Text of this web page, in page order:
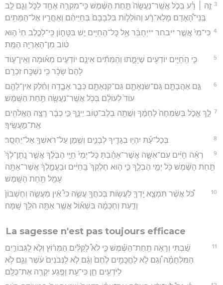
3 זֶ֣ה ׀ רָ֗ע בְּכֹ֤ל אֲשֶֽׁר־נַעֲשָׂה֙ תַּ֣חַת הַשֶּׁ֔מֶשׁ כִּֽי־מִקְרֶ֥ה אֶחָ֖ד לַכֹּ֑ל וְגַ֣ם לֵ֣ב
בְּֽנֵי־הָ֠אָדָם מָלֵא־רָ֨ע וְהוֹלֵל֤וֹת בִּלְבָבָם֙ בְּחַיֵּיהֶ֔ם וְאַחֲרָ֖יו אֶל־הַמֵּתִֽים׃
4 כִּי־מִי֙ אֲשֶׁ֣ר *יבחר **יְחֻבַּ֔ר אֶ֥ל כָּל־הַחַיִּ֖ים יֵ֣שׁ בִּטָּח֑וֹן כִּֽי־לְכֶ֤לֶב חַי֙ ה֣וּא
ט֔וֹב מִן־הָאַרְיֵ֖ה הַמֵּֽת׃
5
כִּ֧י הַֽחַיִּ֛ים יוֹדְעִ֖ים שֶׁיָּמֻ֑תוּ וְהַמֵּתִ֞ים אֵינָ֧ם יוֹדְעִ֣ים מְא֗וּמָה וְאֵֽין־ע֤וֹד
לָהֶם֙ שָׂכָ֔ר כִּ֥י נִשְׁכַּ֖ח זִכְרָֽם׃
6
גַּ֣ם אַהֲבָתָ֧ם גַּם־שִׂנְאָתָ֛ם גַּם־קִנְאָתָ֖ם כְּבָ֣ר אָבָ֑דָה וְחֵ֨לֶק אֵין־לָהֶ֥ם
עוֹד֙ לְעוֹלָ֔ם בְּכֹ֥ל אֲשֶֽׁר־נַעֲשָׂ֖ה תַּ֥חַת הַשָּֽׁמֶשׁ׃
7 לֵ֣ךְ אֱכֹ֤ל בְּשִׂמְחָה֙ לַחְמֶ֔ךָ וּֽשֲׁתֵ֥ה בְלֶב־ט֖וֹב יֵינֶ֑ךָ כִּ֣י כְבָ֔ר רָצָ֥ה הָאֱלֹהִ֖ים
אֶֽת־מַעֲשֶֽׂיךָ׃
8 בְּכָל־עֵ֕ת יִהְי֥וּ בְגָדֶ֖יךָ לְבָנִ֑ים וְשֶׁ֖מֶן עַל־רֹאשְׁךָ֥ אַל־יֶחְסָֽר׃
9
רְאֵ֨ה חַיִּ֜ים עִם־אִשָּׁ֣ה אֲשֶׁר־אָהַ֗בְתָּ כָּל־יְמֵי֙ חַיֵּ֣י הֶבְלֶ֔ךָ אֲשֶׁ֤ר נָֽתַן־לְךָ֙
תַּ֣חַת הַשֶּׁ֔מֶשׁ כֹּ֖ל יְמֵ֣י הֶבְלֶ֑ךָ כִּ֣י ה֤וּא חֶלְקְךָ֙ בַּֽחַיִּ֔ים וּבַעֲמָ֣לְךָ֔ אֲשֶׁר־אַתָּ֥ה
עָמֵ֖ל תַּ֥חַת הַשָּֽׁמֶשׁ׃
10
כֹּ֠ל אֲשֶׁ֨ר תִּמְצָ֧א יָֽדְךָ֛ לַעֲשׂ֥וֹת בְּכֹחֲךָ֖ עֲשֵׂ֑ה כִּי֩ אֵ֨ין מַעֲשֶׂ֤ה וְחֶשְׁבּוֹן֙
וְדַ֣עַת וְחָכְמָ֔ה בִּשְׁא֕וֹל אֲשֶׁ֥ר אַתָּ֖ה הֹלֵ֥ךְ שָֽׁמָּה׃
La sagesse n'est pas toujours efficace
11
שַׁ֜בְתִּי וְרָאֹ֣ה תַֽחַת־הַשֶּׁ֗מֶשׁ כִּ֣י לֹא֩ לַקַּלִּ֨ים הַמֵּר֜וֹץ וְלֹ֧א לַגִּבּוֹרִ֣ים
הַמִּלְחָמָ֗ה וְ֠גַם לֹ֣א לַחֲכָמִ֥ים לֶ֙חֶם֙ וְגַ֨ם לֹ֤א לַנְּבֹנִים֙ עֹ֔שֶׁר וְגַ֛ם לֹ֥א
לַיֹּדְעִ֖ים חֵ֑ן כִּי־עֵ֥ת וָפֶ֖גַע יִקְרֶ֥ה אֶת־כֻּלָּֽם׃